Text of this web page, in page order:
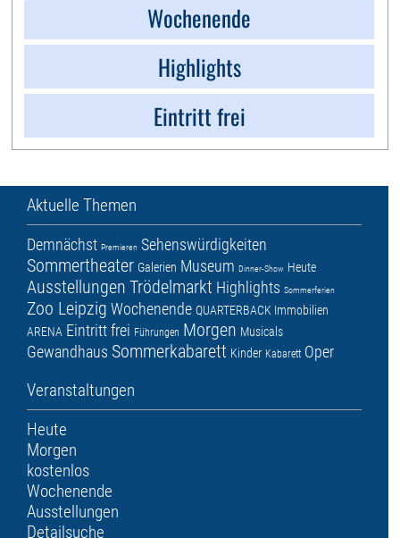
Wochenende
Highlights
Eintritt frei
Aktuelle Themen
Demnächst Premieren Sehenswürdigkeiten
Sommertheater Galerien Museum Dinner-Show Heute
Ausstellungen Trödelmarkt Highlights Sommerferien
Zoo Leipzig Wochenende QUARTERBACK Immobilien
ARENA Eintritt frei Führungen Morgen Musicals
Gewandhaus Sommerkabarett Kinder Kabarett Oper
Veranstaltungen
Heute
Morgen
kostenlos
Wochenende
Ausstellungen
Detailsuche